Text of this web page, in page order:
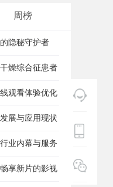
周榜
隐秘守护者
燥综合征患者
观看体验优化
展与应用现状
业内幕与服务
享新片的影视